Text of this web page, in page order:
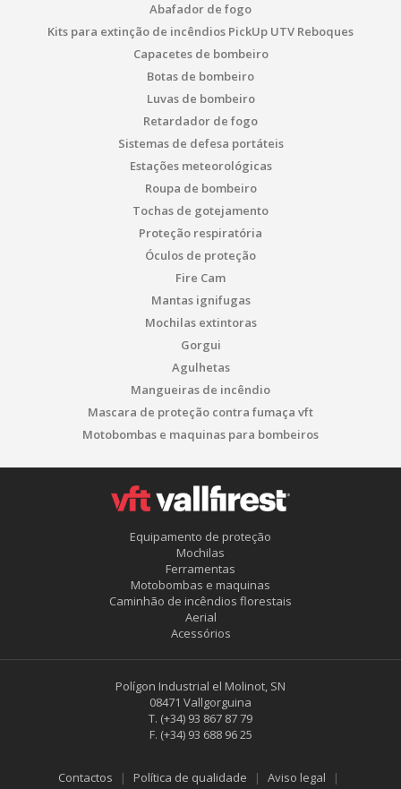
Abafador de fogo
Kits para extinção de incêndios PickUp UTV Reboques
Capacetes de bombeiro
Botas de bombeiro
Luvas de bombeiro
Retardador de fogo
Sistemas de defesa portáteis
Estações meteorológicas
Roupa de bombeiro
Tochas de gotejamento
Proteção respiratória
Óculos de proteção
Fire Cam
Mantas ignifugas
Mochilas extintoras
Gorgui
Agulhetas
Mangueiras de incêndio
Mascara de proteção contra fumaça vft
Motobombas e maquinas para bombeiros
Equipamento de proteção
Mochilas
Ferramentas
Motobombas e maquinas
Caminhão de incêndios florestais
Aerial
Acessórios
Polígon Industrial el Molinot, SN
08471 Vallgorguina
T. (+34) 93 867 87 79
F. (+34) 93 688 96 25
Contactos Política de qualidade
Aviso legal